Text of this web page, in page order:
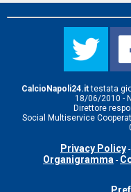
CalcioNapoli24.ittestata
18/06/2010 -
Direttore
Social Multiservice
Privacy Policy -
Organigramma -